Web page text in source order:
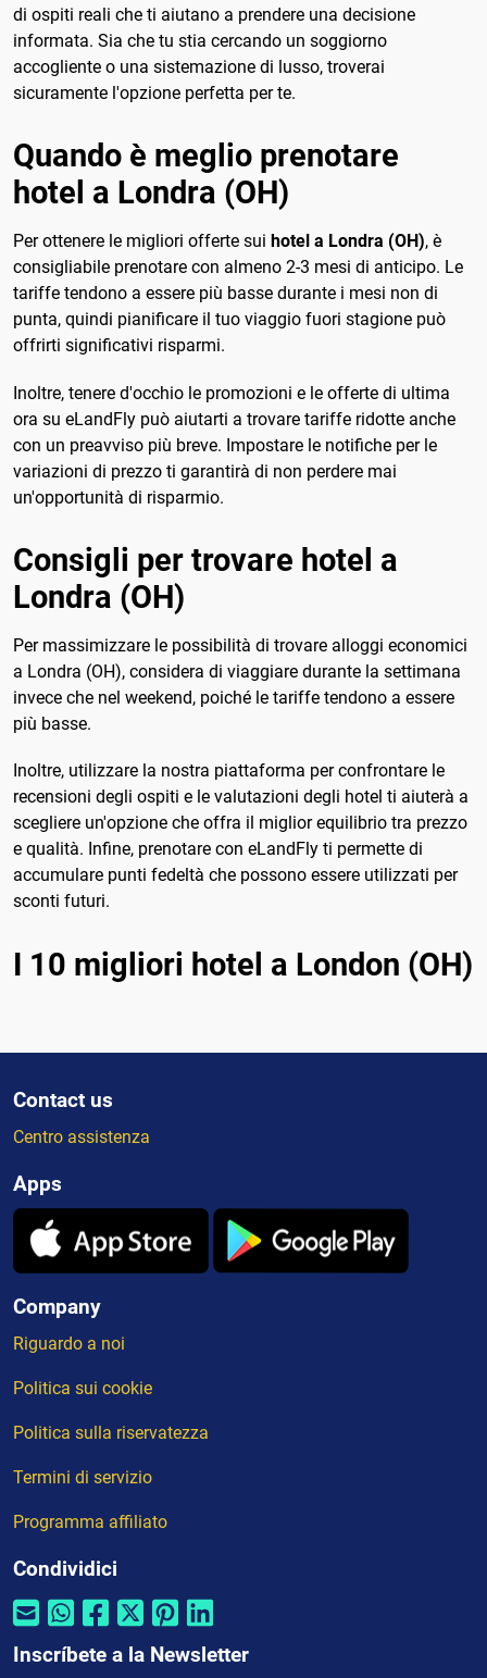
di ospiti reali che ti aiutano a prendere una decisione
informata. Sia che tu stia cercando un soggiorno
accogliente o una sistemazione di lusso, troverai
sicuramente l'opzione perfetta per te.
Quando è meglio prenotare
hotel a Londra (OH)
Per ottenere le migliori offerte sui hotel a Londra (OH), è
consigliabile prenotare con almeno 2-3 mesi di anticipo. Le
tariffe tendono a essere più basse durante i mesi non di
punta, quindi pianificare il tuo viaggio fuori stagione può
offrirti significativi risparmi.
Inoltre, tenere d'occhio le promozioni e le offerte di ultima
ora su eLandFly può aiutarti a trovare tariffe ridotte anche
con un preavviso più breve. Impostare le notifiche per le
variazioni di prezzo ti garantirà di non perdere mai
un'opportunità di risparmio.
Consigli per trovare hotel a
Londra (OH)
Per massimizzare le possibilità di trovare alloggi economici
a Londra (OH), considera di viaggiare durante la settimana
invece che nel weekend, poiché le tariffe tendono a essere
più basse.
Inoltre, utilizzare la nostra piattaforma per confrontare le
recensioni degli ospiti e le valutazioni degli hotel ti aiuterà a
scegliere un'opzione che offra il miglior equilibrio tra prezzo
e qualità. Infine, prenotare con eLandFly ti permette di
accumulare punti fedeltà che possono essere utilizzati per
sconti futuri.
I 10 migliori hotel a London (OH)
Contact us
Centro assistenza
Apps
Company
Riguardo a noi
Politica sui cookie
Politica sulla riservatezza
Termini di servizio
Programma affiliato
Condividici
Inscríbete a la Newsletter